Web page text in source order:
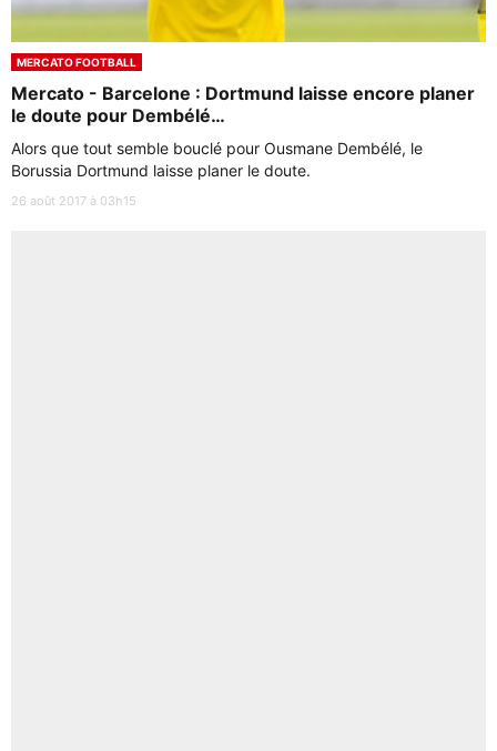
MERCATO FOOTBALL
Mercato - Barcelone : Dortmund laisse encore planer
le doute pour Dembélé…
Alors que tout semble bouclé pour Ousmane Dembélé, le
Borussia Dortmund laisse planer le doute.
26 août 2017 à 03h15